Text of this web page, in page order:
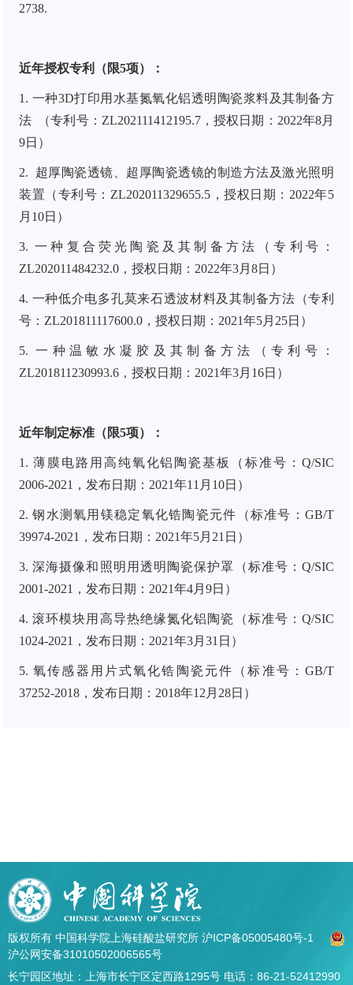
2738.
近年授权专利（限5项）：
1. 一种3D打印用水基氮氧化铝透明陶瓷浆料及其制备方
法 （专利号：ZL202111412195.7，授权日期：2022年8月
9日）
2. 超厚陶瓷透镜、超厚陶瓷透镜的制造方法及激光照明
装置（专利号：ZL202011329655.5，授权日期：2022年5
月10日）
3. 一种复合荧光陶瓷及其制备方法（专利号：
ZL202011484232.0，授权日期：2022年3月8日）
4. 一种低介电多孔莫来石透波材料及其制备方法（专利
号：ZL201811117600.0，授权日期：2021年5月25日）
5. 一种温敏水凝胶及其制备方法（专利号：
ZL201811230993.6，授权日期：2021年3月16日）
近年制定标准（限5项）：
1. 薄膜电路用高纯氧化铝陶瓷基板（标准号：Q/SIC
2006-2021，发布日期：2021年11月10日）
2. 钢水测氧用镁稳定氧化锆陶瓷元件（标准号：GB/T
39974-2021，发布日期：2021年5月21日）
3. 深海摄像和照明用透明陶瓷保护罩（标准号：Q/SIC
2001-2021，发布日期：2021年4月9日）
4. 滚环模块用高导热绝缘氮化铝陶瓷（标准号：Q/SIC
1024-2021，发布日期：2021年3月31日）
5. 氧传感器用片式氧化锆陶瓷元件（标准号：GB/T
37252-2018，发布日期：2018年12 月 28日）
版权所有 中国科学院上海硅酸盐研究所 沪ICP备05005480号-1
沪公网安备31010502006565号
长宁园区地址：上海市长宁区定西路1295号 电话：86-21-52412990